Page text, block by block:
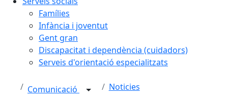
Famílies
Infància i joventut
Gent gran
Discapacitat i dependència (cuidadors)
Serveis d'orientació especialitzats
Comunicació Noticies